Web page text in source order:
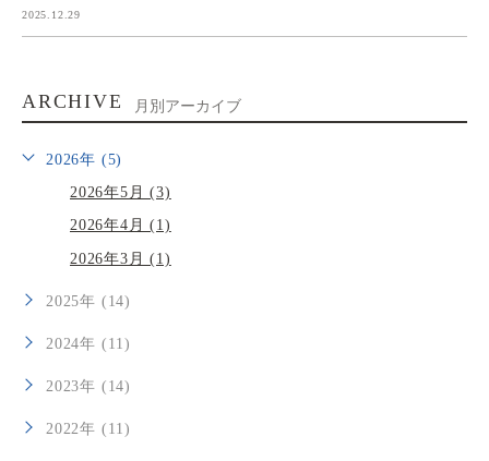
2025.12.29
ARCHIVE 月別アーカイブ
2026年 (5)
2026年5月 (3)
2026年4月 (1)
2026年3月 (1)
2025年 (14)
2024年 (11)
2023年 (14)
2022年 (11)